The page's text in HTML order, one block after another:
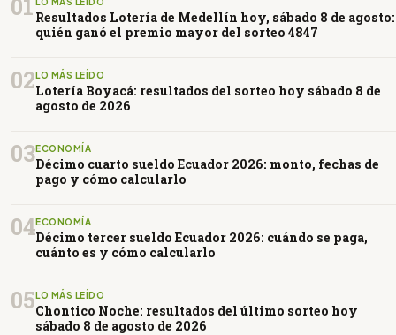
Resultados Lotería de Medellín hoy, sábado 8 de agosto:
quién ganó el premio mayor del sorteo 4847
02LO MÁS LEÍDO
Lotería Boyacá: resultados del sorteo hoy sábado 8 de
agosto de 2026
03ECONOMÍA
Décimo cuarto sueldo Ecuador 2026: monto, fechas de
pago y cómo calcularlo
04ECONOMÍA
Décimo tercer sueldo Ecuador 2026: cuándo se paga,
cuánto es y cómo calcularlo
05LO MÁS LEÍDO
Chontico Noche: resultados del último sorteo hoy
sábado 8 de agosto de 2026